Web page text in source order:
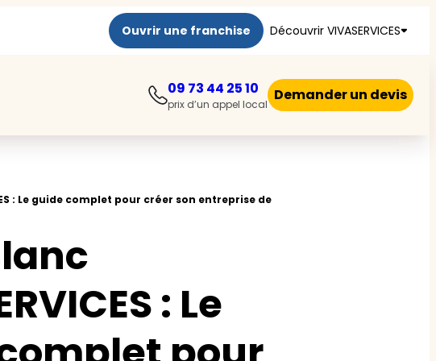
Ouvrir une franchise Découvrir VIVASERVICES
09 73 44 25 10
prix d’un appel local
Demander un devis
: Le guide complet pour créer son entreprise de
: Le